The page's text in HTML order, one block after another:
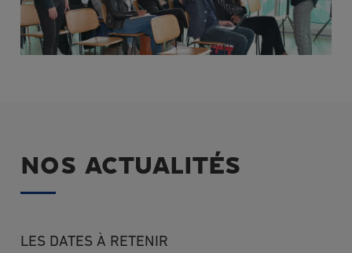
NOS ACTUALITÉS
LES DATES À RETENIR